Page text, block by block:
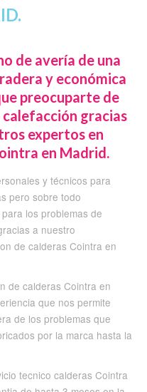
de avería de una
y económica
preocuparte de
gracias
expertos en
en Madrid.
y técnicos para
pero sobre todo
los problemas de
a nuestro
de calderas Cointra en
de calderas Cointra en
que nos permite
de los problemas que
por la marca hasta la
tecnico calderas Cointra